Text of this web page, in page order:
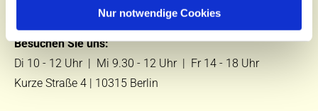
Nur notwendige Cookies
kontakt@st-hildegard-von-bingen.de
Besuchen Sie uns:
Di 10 - 12 Uhr | Mi 9.30 - 12 Uhr | Fr 14 - 18 Uhr
Kurze Straße 4 | 10315 Berlin